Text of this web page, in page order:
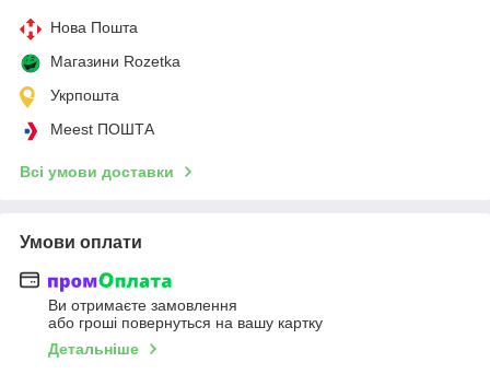
Нова Пошта
Магазини Rozetka
Укрпошта
Meest ПОШТА
Всі умови доставки
Умови оплати
Ви отримаєте замовлення
або гроші повернуться на вашу картку
Детальніше